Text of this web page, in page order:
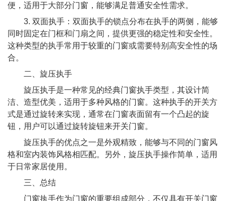
便，适用于大部分门窗，能够满足普通安全性需求。
3. 双面执手：双面执手的锁点分布在执手的两侧，能够
同时固定在门框和门扇之间，提供更强的稳定性和安全性。
这种类型的执手常用于较重的门窗或需要特别高安全性的场
合。
二、旋压执手
旋压执手是一种常见的经典门窗执手类型，其设计简
洁、造型优美，适用于多种风格的门窗。这种执手的开关方
式是通过旋转来实现，通常在门窗表面留有一个凸起的旋
钮，用户可以通过旋转旋钮来开关门窗。
旋压执手的优点之一是外观精致，能够与不同的门窗风
格和室内装饰风格相匹配。另外，旋压执手操作简单，适用
于日常家居使用。
三、总结
门窗执手作为门窗的重要组成部分，不仅具有开关门窗